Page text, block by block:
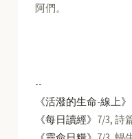
阿們。
--
《活潑的生命-線上》
《每日讀經》 7/3, 詩